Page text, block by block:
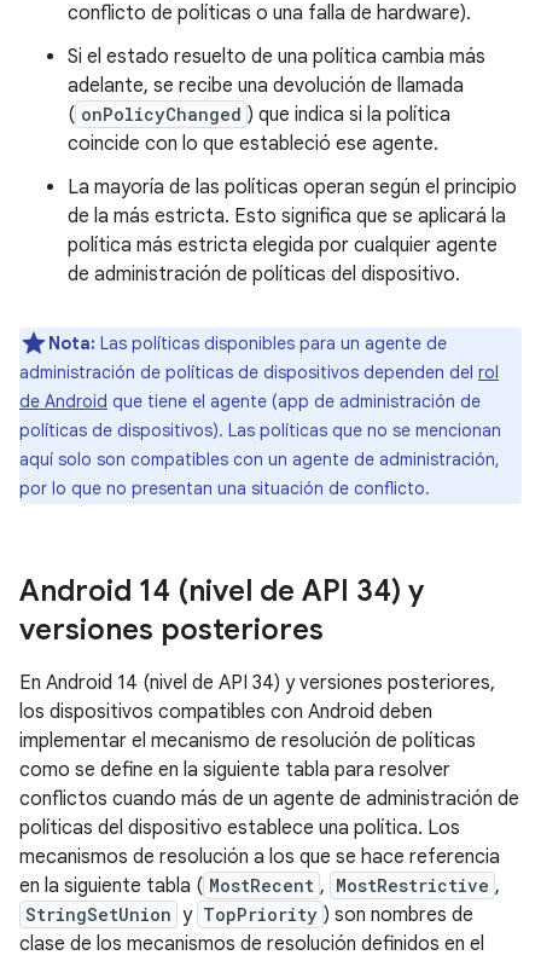
conflicto de políticas o una falla de hardware).
Si el estado resuelto de una política cambia más
adelante, se recibe una devolución de llamada
( onPolicyChanged ) que indica si la política
coincide con lo que estableció ese agente.
La mayoría de las políticas operan según el principio
de la más estricta. Esto significa que se aplicará la
política más estricta elegida por cualquier agente
de administración de políticas del dispositivo.
Nota: Las políticas disponibles para un agente de
administración de políticas de dispositivos dependen del rol
de Android que tiene el agente (app de administración de
políticas de dispositivos). Las políticas que no se mencionan
aquí solo son compatibles con un agente de administración,
por lo que no presentan una situación de conflicto.
Android 14 (nivel de API 34) y
versiones posteriores
En Android 14 (nivel de API 34) y versiones posteriores,
los dispositivos compatibles con Android deben
implementar el mecanismo de resolución de políticas
como se define en la siguiente tabla para resolver
conflictos cuando más de un agente de administración de
políticas del dispositivo establece una política. Los
mecanismos de resolución a los que se hace referencia
en la siguiente tabla ( MostRecent , MostRestrictive ,
StringSetUnion y TopPriority ) son nombres de
clase de los mecanismos de resolución definidos en el